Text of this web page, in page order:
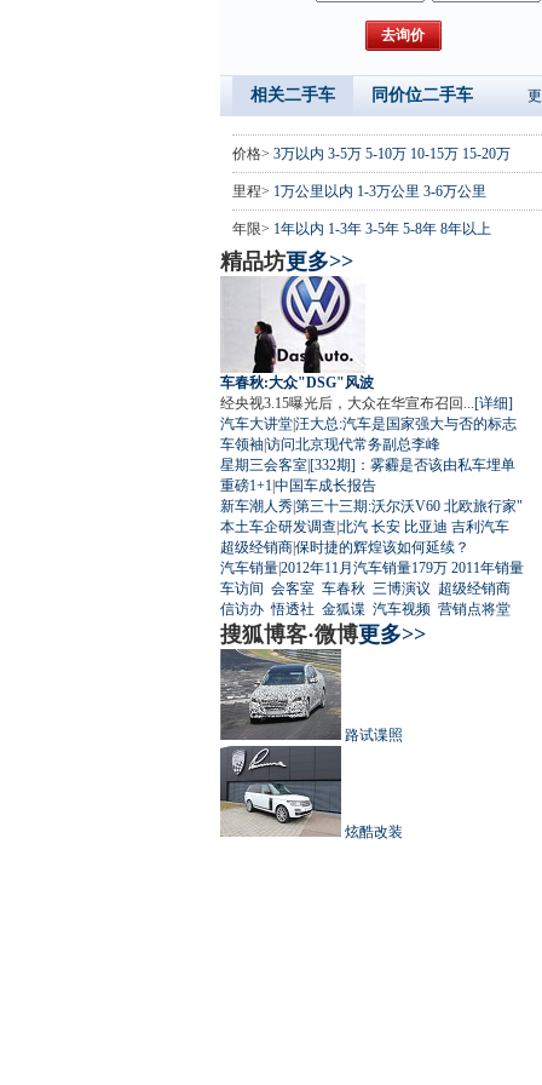
相关二手车 同价位二手车
价格> 3万以内 3-5万 5-10万 10-15万 15-20万
里程> 1万公里以内 1-3万公里 3-6万公里
年限> 1年以内 1-3年 3-5年 5-8年 8年以上
精品坊更多>>
车春秋:大众"DSG"风波
经央视3.15曝光后，大众在华宣布召回... [详细]
汽车大讲堂|汪大总:汽车是国家强大与否的标志
车领袖|访问北京现代常务副总李峰
星期三会客室|[332期]：雾霾是否该由私车埋单
重磅1+1 |中国车成长报告
新车潮人秀|第三十三期:沃尔沃V60 北欧旅行家"
本土车企研发调查|北汽 长安 比亚迪 吉利汽车
超级经销商|保时捷的辉煌该如何延续？
汽车销量|2012年11月汽车销量179万 2011年销量
车访间 会客室 车春秋 三博演议 超级经销商
信访办 悟透社 金狐谍 汽车视频 营销点将堂
搜狐博客·微博更多>>
路试谍照
炫酷改装